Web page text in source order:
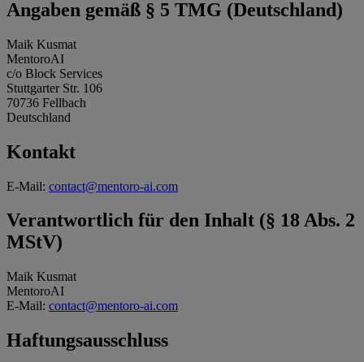
Angaben gemäß § 5 TMG (Deutschland)
Maik Kusmat
MentoroAI
c/o Block Services
Stuttgarter Str. 106
70736 Fellbach
Deutschland
Kontakt
E-Mail: contact@mentoro-ai.com
Verantwortlich für den Inhalt (§ 18 Abs. 2
MStV)
Maik Kusmat
MentoroAI
E-Mail: contact@mentoro-ai.com
Haftungsausschluss